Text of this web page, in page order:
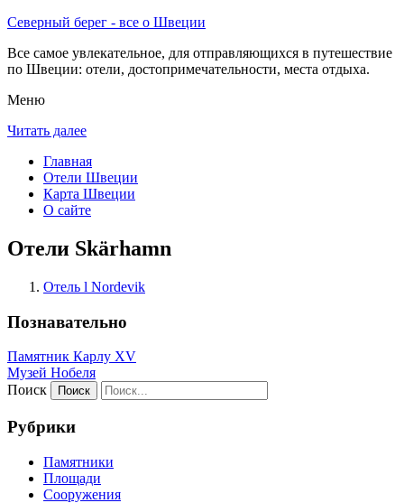
Северный берег - все о Швеции
Все самое увлекательное, для отправляющихся в путешествие
по Швеции: отели, достопримечательности, места отдыха.
Меню
Читать далее
Главная
Отели Швеции
Карта Швеции
О сайте
Отели Skärhamn
Отель l Nordevik
Познавательно
Памятник Карлу XV
Музей Нобеля
Поиск
Рубрики
Памятники
Площади
Сооружения